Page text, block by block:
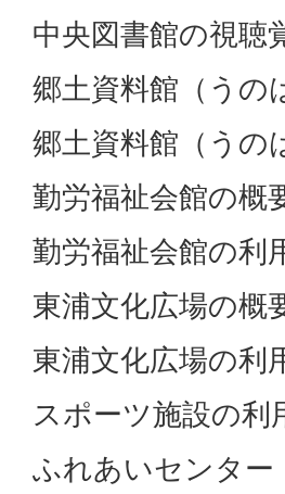
中央図書館の視聴
郷土資料館（うの
郷土資料館（うの
勤労福祉会館の概
勤労福祉会館の利
東浦文化広場の概
東浦文化広場の利
スポーツ施設の利
ふれあいセンター